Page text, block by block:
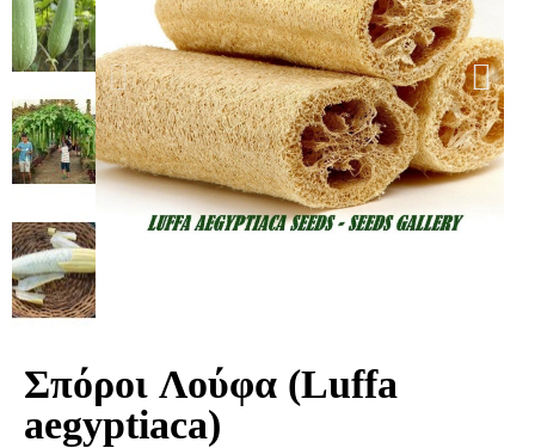
Σπόροι Λούφα (Luffa
aegyptiaca)